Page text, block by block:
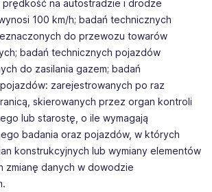
prędkość na autostradzie i drodze
100 km/h; badań technicznych
do przewozu towarów
badań technicznych pojazdów
do zasilania gazem; badań
zarejestrowanych po raz
skierowanych przez organ kontroli
lub starostę, o ile wymagają
badania oraz pojazdów, w których
konstrukcyjnych lub wymiany elementów
zmianę danych w dowodzie